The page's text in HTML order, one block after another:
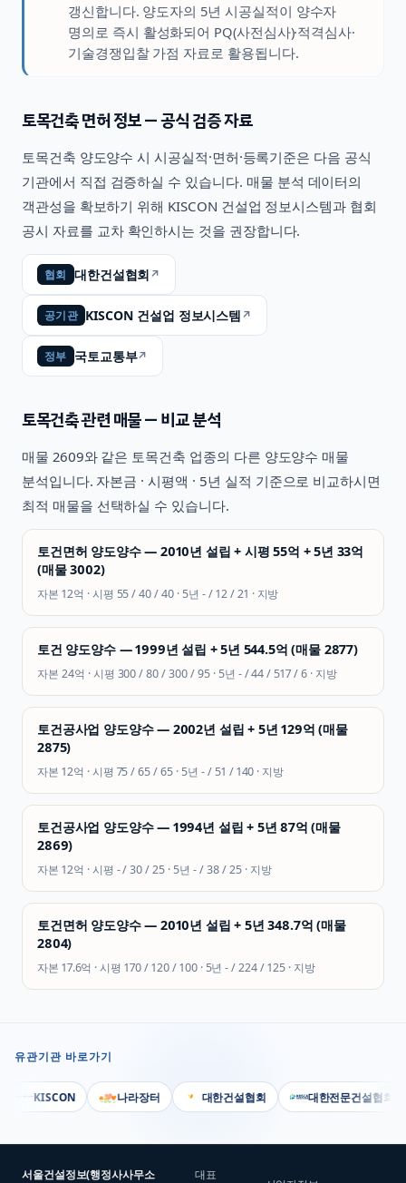
갱신합니다. 양도자의 5년 시공실적이 양수자
명의로 즉시 활성화되어 PQ(사전심사)·적격심사·
기술경쟁입찰 가점 자료로 활용됩니다.
토목건축면허 정보 — 공식 검증 자료
토목건축 양도양수 시 시공실적·면허·등록기준은 다음 공식
기관에서 직접 검증하실 수 있습니다. 매물 분석 데이터의
객관성을 확보하기 위해 KISCON 건설업 정보시스템과 협회
공시 자료를 교차 확인하시는 것을 권장합니다.
협회 대한건설협회↗
공기관 KISCON 건설업 정보시스템↗
정부 국토교통부↗
토목건축관련 매물 — 비교 분석
매물 2609와 같은 토목건축 업종의 다른 양도양수 매물
분석입니다. 자본금 · 시평액 · 5년 실적 기준으로 비교하시면
최적 매물을 선택하실 수 있습니다.
토건면허 양도양수 — 2010년 설립 + 시평 55억 + 5년 33억
(매물 3002)
자본 12억 · 시평 55 / 40 / 40 · 5년 - / 12 / 21 · 지방
토건 양도양수 — 1999년 설립 + 5년 544.5억 (매물 2877)
자본 24억 · 시평 300 / 80 / 300 / 95· 5년 - / 44 / 517 / 6· 지방
토건공사업 양도양수 — 2002년 설립 + 5년 129억 (매물
2875)
자본 12억 · 시평 75 / 65 / 65 · 5년 - / 51 / 140 · 지방
토건공사업 양도양수 — 1994년 설립 + 5년 87억 (매물
2869)
자본 12억 · 시평 - / 30 / 25 · 5년 - / 38 / 25· 지방
토건면허 양도양수 — 2010년 설립 + 5년 348.7억 (매물
2804)
자본 17.6억 · 시평170 / 120 / 100· 5년- / 224 / 125· 지방
유관기관 바로가기
KISCON 나라장터 대한건설협회 대한전문건설협회
서울건설정보(행정사사무소 대표